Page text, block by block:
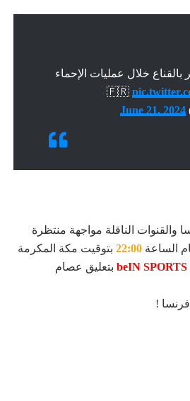
بالقناع خلال عمليات الإحماء
🇫🇷
June 21, 2024
والقنوات الناقلة مواجهة منتظرة
الساعة 22:00بتوقيت مكة المكرمة
beINبتعليق عصام
!